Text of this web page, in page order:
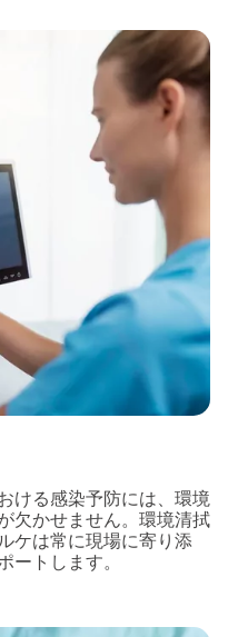
ける感染予防には、環境
欠かせません。環境清拭
ケは常に現場に寄り添
ートします。